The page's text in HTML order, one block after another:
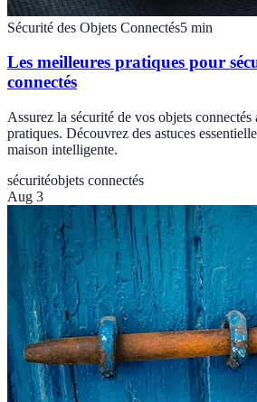
Sécurité des Objets Connectés5 min
Les meilleures pratiques pour
connectés
Assurez la sécurité de vos objets
pratiques. Découvrez des astuces
maison intelligente.
sécuritéobjets connectés
Aug 3